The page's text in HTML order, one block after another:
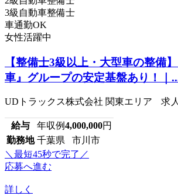
3級自動車整備士
車通勤OK
女性活躍中
【整備士3級以上・大型車の整備
車』グループの安定基盤あり！｜
UDトラックス株式会社 関東エリア 求
給与 年収例4,000,000円
勤務地 千葉県 市川市
＼最短45秒で完了／
応募へ進む
詳しく